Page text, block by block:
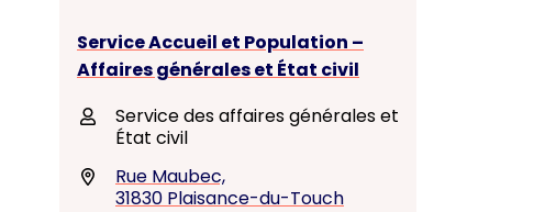
Service Accueil et Population –
Affaires générales et État civil
Service des affaires générales et
État civil
Rue Maubec,
31830 Plaisance-du-Touch